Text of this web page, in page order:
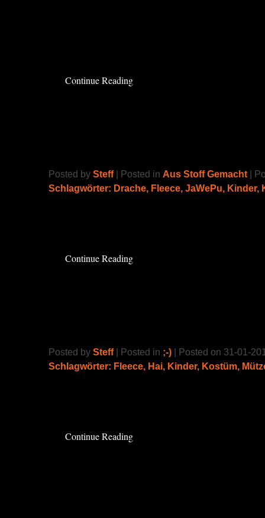
Continue Reading
Posted by Steff| Posted in Aus Stoff Gemacht |
Schlagwörter: Drache, Fleece, JaWePu, Kinder,
Continue Reading
Posted by Steff| Posted in ;-) | Posted on 31-01-
Schlagwörter: Fleece, Hai, Kinder, Kostüm,
Continue Reading